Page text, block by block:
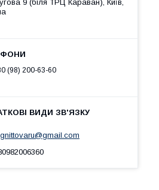
9 (біля ТРЦ Караван), Київ,
(98) 200-63-60